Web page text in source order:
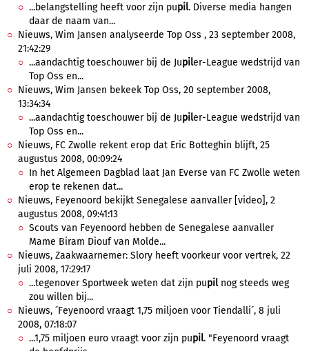
...belangstelling heeft voor zijn pupil. Diverse media hangen
daar de naam van...
Nieuws, Wim Jansen analyseerde Top Oss , 23 september 2008,
21:42:29
...aandachtig toeschouwer bij de Jupiler-League wedstrijd van
Top Oss en...
Nieuws, Wim Jansen bekeek Top Oss, 20 september 2008,
13:34:34
...aandachtig toeschouwer bij de Jupiler-League wedstrijd van
Top Oss en...
Nieuws, FC Zwolle rekent erop dat Eric Botteghin blijft, 25
augustus 2008, 00:09:24
In het Algemeen Dagblad laat Jan Everse van FC Zwolle weten
erop te rekenen dat...
Nieuws, Feyenoord bekijkt Senegalese aanvaller [video], 2
augustus 2008, 09:41:13
Scouts van Feyenoord hebben de Senegalese aanvaller
Mame Biram Diouf van Molde...
Nieuws, Zaakwaarnemer: Slory heeft voorkeur voor vertrek, 22
juli 2008, 17:29:17
...tegenover Sportweek weten dat zijn pupilnog steeds weg
zou willen bij...
Nieuws, ´Feyenoord vraagt 1,75 miljoen voor Tiendalli´, 8 juli
2008, 07:18:07
...1,75 miljoen euro vraagt voor zijn pupil. "Feyenoord vraagt